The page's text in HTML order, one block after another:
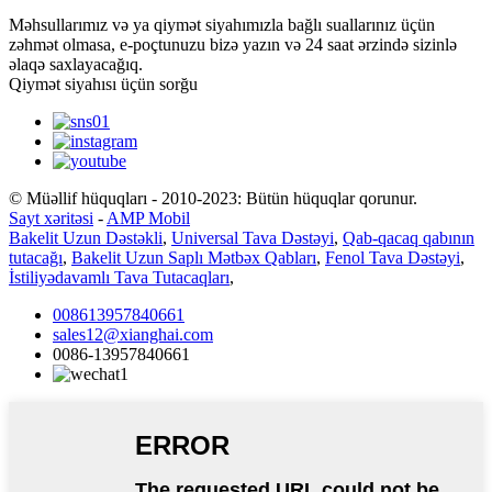
Məhsullarımız və ya qiymət siyahımızla bağlı suallarınız üçün
zəhmət olmasa, e-poçtunuzu bizə yazın və 24 saat ərzində sizinlə
əlaqə saxlayacağıq.
Qiymət siyahısı üçün sorğu
© Müəllif hüquqları - 2010-2023: Bütün hüquqlar qorunur.
Sayt xəritəsi - AMP Mobil
Bakelit Uzun Dəstəkli, Universal Tava Dəstəyi, Qab-qacaq qabının
tutacağı, Bakelit Uzun Saplı Mətbəx Qabları, Fenol Tava Dəstəyi,
İstiliyədavamlı Tava Tutacaqları,
008613957840661
sales12@xianghai.com
0086-13957840661